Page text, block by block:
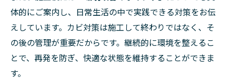
体的にご案内し、日常生活の中で実践できる対策をお伝
えしています。カビ対策は施工して終わりではなく、そ
の後の管理が重要だからです。継続的に環境を整えるこ
とで、再発を防ぎ、快適な状態を維持することができま
す。